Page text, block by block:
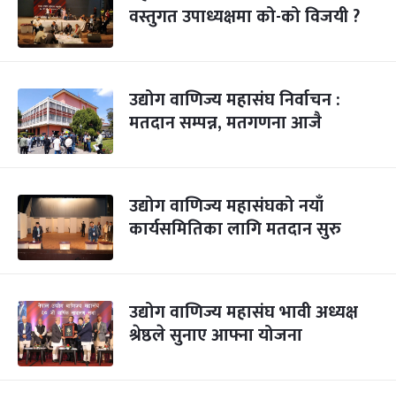
वस्तुगत उपाध्यक्षमा को-को विजयी ?
उद्योग वाणिज्य महासंघ निर्वाचन :
मतदान सम्पन्न, मतगणना आजै
उद्योग वाणिज्य महासंघको नयाँ
कार्यसमितिका लागि मतदान सुरु
उद्योग वाणिज्य महासंघ भावी अध्यक्ष
श्रेष्ठले सुनाए आफ्ना योजना